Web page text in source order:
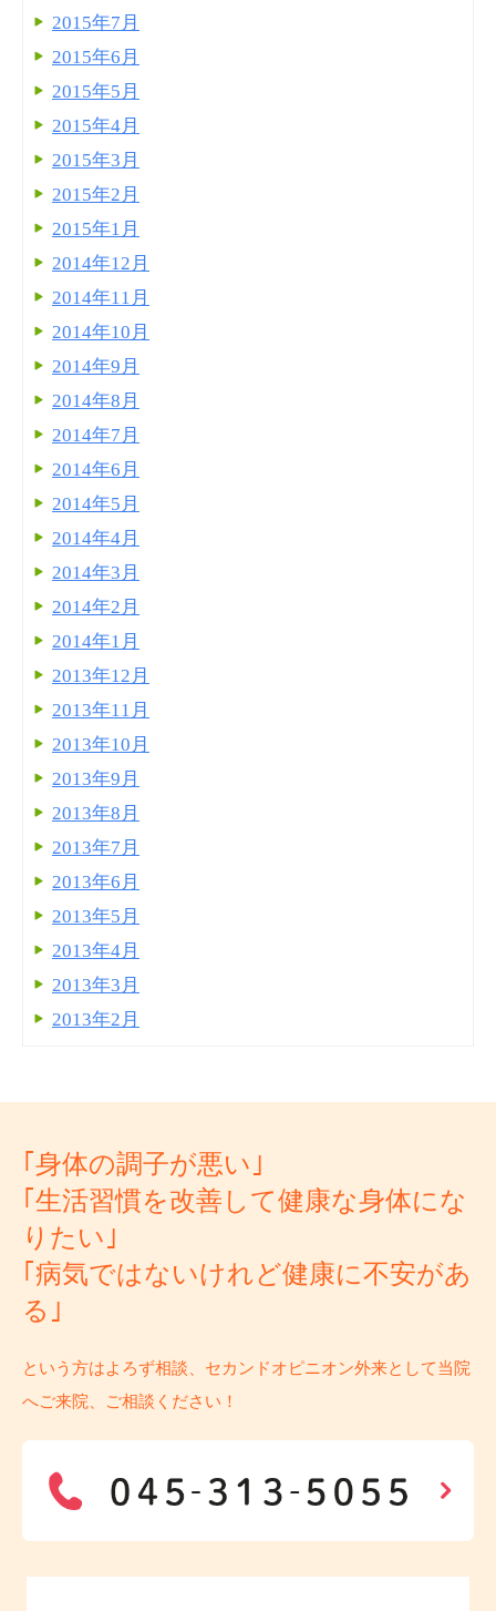
2015年7月
2015年6月
2015年5月
2015年4月
2015年3月
2015年2月
2015年1月
2014年12月
2014年11月
2014年10月
2014年9月
2014年8月
2014年7月
2014年6月
2014年5月
2014年4月
2014年3月
2014年2月
2014年1月
2013年12月
2013年11月
2013年10月
2013年9月
2013年8月
2013年7月
2013年6月
2013年5月
2013年4月
2013年3月
2013年2月
｢身体の調子が悪い｣
｢生活習慣を改善して健康な身体にな
りたい｣
｢病気ではないけれど健康に不安があ
る｣
という方はよろず相談、セカンドオピニオン外来として当院
へご来院、ご相談ください！